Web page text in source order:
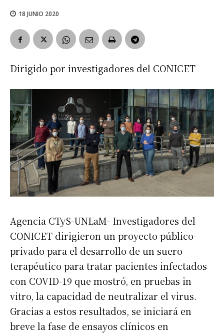
18 JUNIO 2020
Dirigido por investigadores del CONICET
Agencia CTyS-UNLaM- Investigadores del
CONICET dirigieron un proyecto público-
privado para el desarrollo de un suero
terapéutico para tratar pacientes infectados
con COVID-19 que mostró, en pruebas in
vitro, la capacidad de neutralizar el virus.
Gracias a estos resultados, se iniciará en
breve la fase de ensayos clínicos en